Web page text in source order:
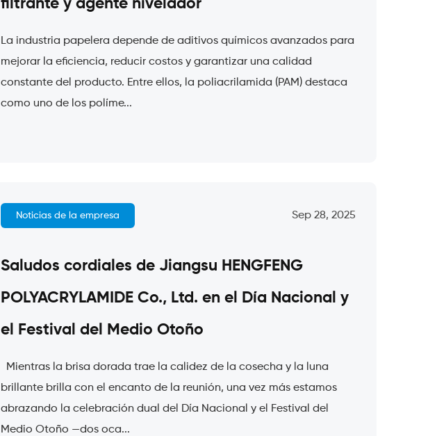
filtrante y agente nivelador
La industria papelera depende de aditivos químicos avanzados para
mejorar la eficiencia, reducir costos y garantizar una calidad
constante del producto. Entre ellos, la poliacrilamida (PAM) destaca
como uno de los políme...
Noticias de la empresa Sep 28, 2025
Saludos cordiales de Jiangsu HENGFENG
POLYACRYLAMIDE Co., Ltd. en el Día Nacional y
el Festival del Medio Otoño
Mientras la brisa dorada trae la calidez de la cosecha y la luna
brillante brilla con el encanto de la reunión, una vez más estamos
abrazando la celebración dual del Día Nacional y el Festival del
Medio Otoño —dos oca...